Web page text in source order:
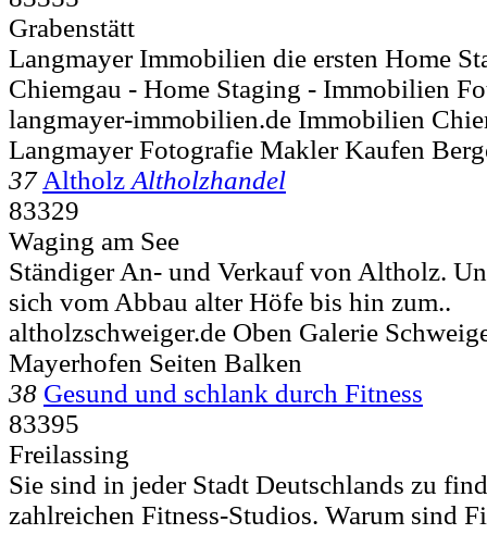
Grabenstätt
Langmayer Immobilien die ersten Home
Chiemgau - Home Staging - Immobilien
langmayer-immobilien.de Immobilien
Langmayer Fotografie Makler Kaufen
37 Altholz Altholzhandel
83329
Waging am See
Ständiger An- und Verkauf von Altholz.
sich vom Abbau alter Höfe bis hin zum..
altholzschweiger.de Oben Galerie
Mayerhofen Seiten Balken
38 Gesund und schlank durch Fitness
83395
Freilassing
Sie sind in jeder Stadt Deutschlands zu
zahlreichen Fitness-Studios. Warum sind